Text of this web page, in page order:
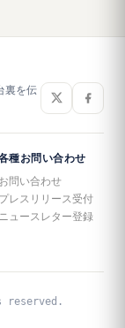
裏を伝
種お問い合わせ
お問い合わせ
プレスリリース受付
ニュースレター登録
reserved.